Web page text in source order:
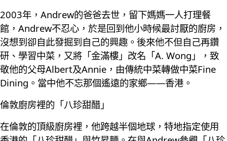
2003年，Andrew的爸爸去世，留下媽媽一人打理餐
館，Andrew不忍心，於是回到他小時候最討厭的廚房，
沒想到卻自此發掘到自己的興趣。後來他不但自己再鑽
研、學習中菜，又將「金滿樓」改名「A. Wong」，致
敬他的父母Albert及Annie，由傳統中菜轉做中菜Fine
Dining。當中他不忘那個遙遠的家鄉——香港。
倫敦廚房裡的「八珍甜醋」
在倫敦的頂級廚房裡，他跨越半個地球，特地指定使用